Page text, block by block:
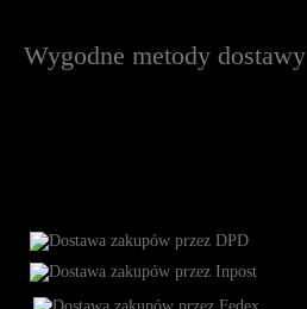
Wygodne metody dostawy